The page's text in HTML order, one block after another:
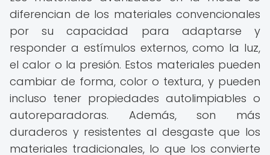
diferencian de los materiales convencionales
por su capacidad para adaptarse y
responder a estímulos externos, como la luz,
el calor o la presión. Estos materiales pueden
cambiar de forma, color o textura, y pueden
incluso tener propiedades autolimpiables o
autoreparadoras. Además, son más
duraderos y resistentes al desgaste que los
materiales tradicionales, lo que los convierte